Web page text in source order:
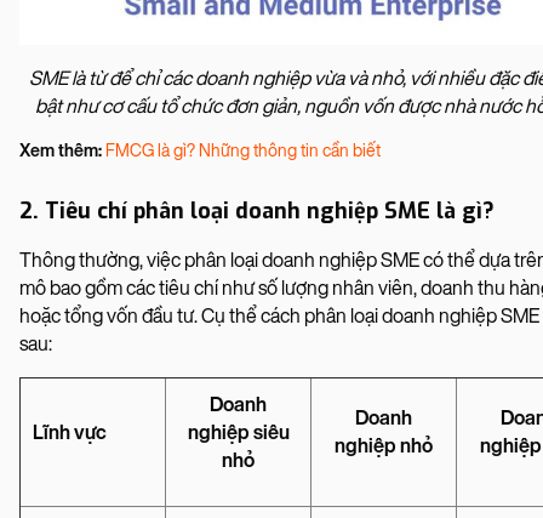
SME là từ để chỉ các doanh nghiệp vừa và nhỏ, với nhiều đặc
bật như cơ cấu tổ chức đơn giản, nguồn vốn được nhà nước
Xem thêm: FMCG là gì? Những thông tin cần biết
2. Tiêu chí phân loại doanh nghiệp SME là gì?
Thông thường, việc phân loại doanh nghiệp SME có thể dựa
mô bao gồm các tiêu chí như số lượng nhân viên, doanh thu
hoặc tổng vốn đầu tư. Cụ thể cách phân loại doanh nghiệp
sau:
Lĩnh vực
Doanh
nghiệp siêu
nhỏ
Doanh
nghiệp nhỏ